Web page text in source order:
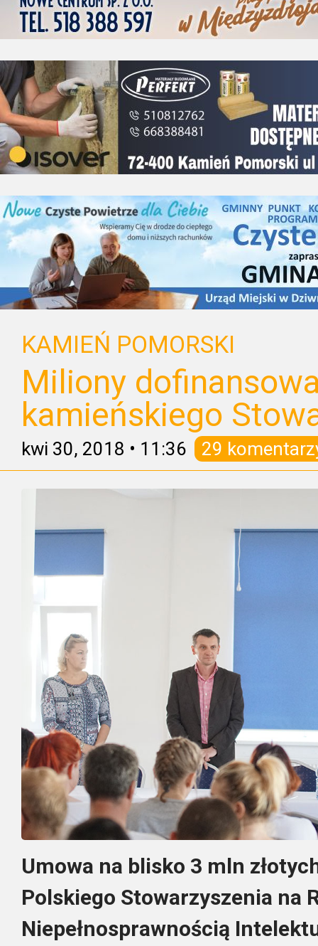
KAMIEŃ POMORSKI
Miliony
kamieńskiego
kwi 30, 2018 • 11:36 29
Umowa na blisko 3 mln
Polskiego Stowarzyszenia na
Niepełnosprawnością